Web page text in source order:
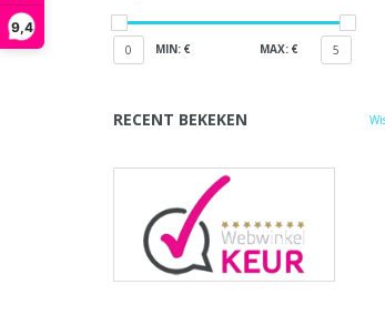
9,4
0 MIN: € MAX: € 5
RECENT BEKEKEN